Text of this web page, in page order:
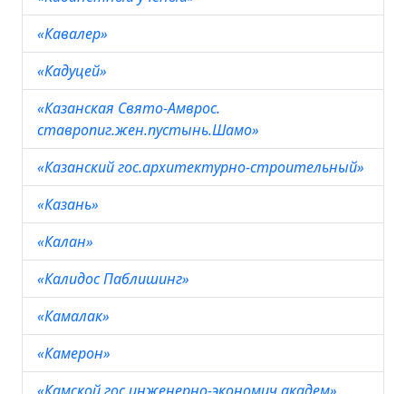
«Кавалер»
«Кадуцей»
«Казанская Свято-Амврос.
ставропиг.жен.пустынь.Шамо»
«Казанский гос.архитектурно-строительный»
«Казань»
«Калан»
«Калидос Паблишинг»
«Камалак»
«Камерон»